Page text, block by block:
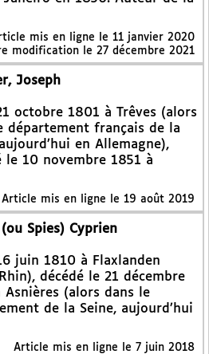
mis en ligne le 11 janvier 2020
modification le 27 décembre 2021
Joseph
octobre 1801 à Trêves (alors
département français de la
en Allemagne),
le 10 novembre 1851 à
Article mis en ligne le 19 août 2019
(ou Spies) Cyprien
juin 1810 à Flaxlanden
décédé le 21 décembre
Asnières (alors dans le
de la Seine, aujourd’hui
Article mis en ligne le 7 juin 2018